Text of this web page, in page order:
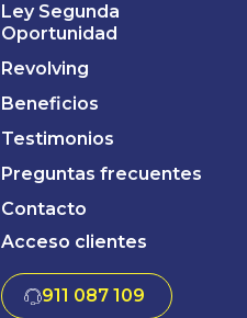
Ley Segunda
Oportunidad
Revolving
Beneficios
Testimonios
Preguntas frecuentes
Contacto
Acceso clientes
911 087 109